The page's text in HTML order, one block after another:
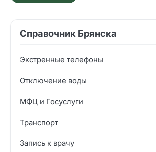
Справочник Брянска
Экстренные телефоны
Отключение воды
МФЦ и Госуслуги
Транспорт
Запись к врачу